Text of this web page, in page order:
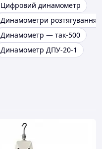
Цифровий динамометр
Динамометри розтягування
Динамометр — так-500
Динамометр ДПУ-20-1